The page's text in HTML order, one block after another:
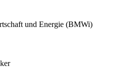
und Energie (BMWi)